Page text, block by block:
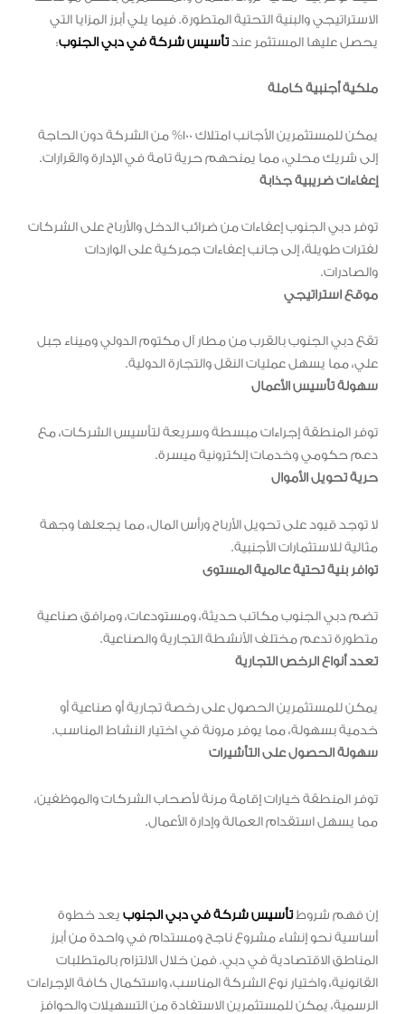
الاستراتيجي والبنية التحتية المتطورة. فيما يلي أبرز المزايا التي
يحصل عليها المستثمر عندتأسيس شركة في دبي الجنوب:
ملكية أجنبية كاملة
يمكن للمستثمرين الأجانب امتلاك 100% من الشركة دون الحاجة
إلى شريك محلي، مما يمنحهم حرية تامة في الإدارة والقرارات.
إعفاءات ضريبية جذابة
توفر دبي الجنوب إعفاءات من ضرائب الدخل والأرباح على الشركات
لفترات طويلة، إلى جانب إعفاءات جمركية على الواردات
والصادرات.
موقع استراتيجي
تقع دبي الجنوب بالقرب من مطار آل مكتوم الدولي وميناء جبل
علي، مما يسهل عمليات النقل والتجارة الدولية.
سهولة تأسيس الأعمال
توفر المنطقة إجراءات مبسطة وسريعة لتأسيس الشركات، مع
دعم حكومي وخدمات إلكترونية ميسرة.
حرية تحويل الأموال
لا توجد قيود على تحويل الأرباح ورأس المال، مما يجعلها وجهة
مثالية للاستثمارات الأجنبية.
توافر بنية تحتية عالمية المستوى
تضم دبي الجنوب مكاتب حديثة، ومستودعات، ومرافق صناعية
متطورة تدعم مختلف الأنشطة التجارية والصناعية.
تعدد أنواع الرخص التجارية
يمكن للمستثمرين الحصول على رخصة تجارية أو صناعية أو
خدمية بسهولة، مما يوفر مرونة في اختيار النشاط المناسب.
سهولة الحصول على التأشيرات
توفر المنطقة خيارات إقامة مرنة لأصحاب الشركات والموظفين،
مما يسهل استقدام العمالة وإدارة الأعمال.
إن فهم شروطتأسيس شركة في دبي الجنوب يعد خطوة
أساسية نحو إنشاء مشروع ناجح ومستدام في واحدة من أبرز
المناطق الاقتصادية في دبي. فمن خلال الالتزام بالمتطلبات
القانونية، واختيار نوع الشركة المناسب، واستكمال كافة الإجراءات
الرسمية، يمكن للمستثمرين الاستفادة من التسهيلات والحوافز